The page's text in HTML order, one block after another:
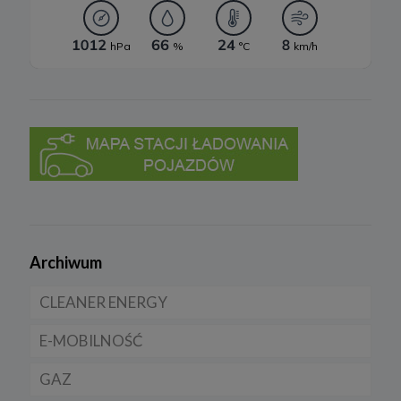
Archiwum
CLEANER ENERGY
Dla domu
Dla firmy
E-MOBILNOŚĆ
Samochody elektryczne EV
GAZ